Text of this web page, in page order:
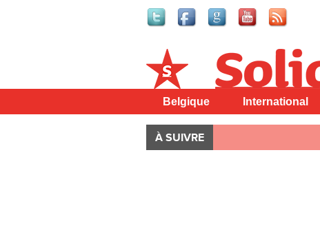
Solidaire
Belgique International
À SUIVRE